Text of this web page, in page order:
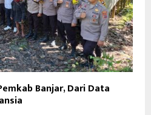
Banjar, Dari Data